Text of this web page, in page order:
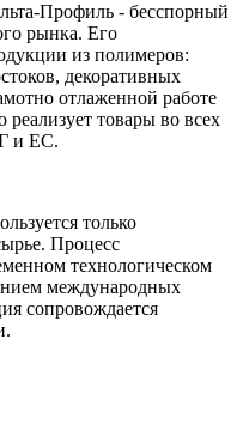
Профиль - бесспорный
рынка. Его
из полимеров:
декоративных
отлаженной работе
товары во всех
и ЕС.
только
Процесс
технологическом
международных
сопровождается